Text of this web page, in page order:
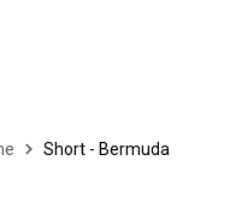
Short - Bermuda